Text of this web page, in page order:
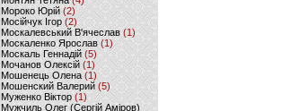
Мороко Юрій(2)
Мосійчук Ігор (2)
Москалевський В'ячеслав (1)
Москаленко Ярослав (1)
Москаль Геннадій (5)
Мочанов Олексій(1)
Мошенець Олена(1)
Мошенский Валерий (5)
Муженко Віктор (1)
Мужчиль Олег (Сергій Аміров)